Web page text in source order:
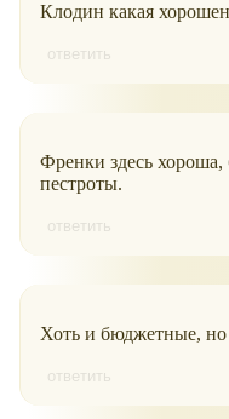
Клодин какая
ответить
Френки здесь хороша,
пестроты.
ответить
Хоть и бюджетные, но
ответить